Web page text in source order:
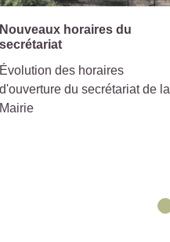
Nouveaux horaires du
secrétariat
Évolution des horaires
d'ouverture du secrétariat de la
Mairie